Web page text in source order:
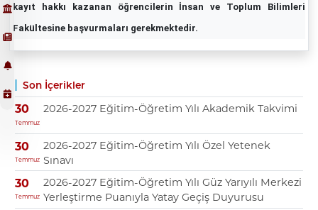
Son İçerikler
30
Temmuz
2026-2027 Eğitim-Öğretim Yılı Akademik Takvimi
30
Temmuz
2026-2027 Eğitim-Öğretim Yılı Özel Yetenek
Sınavı
30
Temmuz
2026-2027 Eğitim-Öğretim Yılı Güz Yarıyılı Merkezi
Yerleştirme Puanıyla Yatay Geçiş Duyurusu
kayıt hakkı kazanan öğrencilerin İnsan ve Toplum Bilimleri
Fakültesine başvurmaları gerekmektedir.